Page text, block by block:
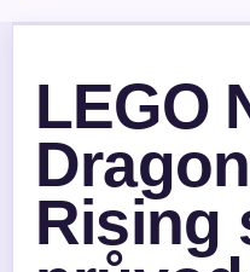
LEGO
Rising